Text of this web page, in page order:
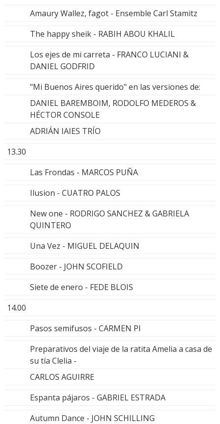
Amaury Wallez, fagot - Ensemble Carl Stamitz
The happy sheik - RABIH ABOU KHALIL
Los ejes de mi carreta - FRANCO LUCIANI &
DANIEL GODFRID
"Mi Buenos Aires querido" en las versiones de:
DANIEL BAREMBOIM, RODOLFO MEDEROS &
HÉCTOR CONSOLE
ADRIÁN IAIES TRÍO
13.30
Las Frondas - MARCOS PUÑA
Ilusion - CUATRO PALOS
New one - RODRIGO SANCHEZ & GABRIELA
QUINTERO
Una Vez - MIGUEL DELAQUIN
Boozer - JOHN SCOFIELD
Siete de enero - FEDE BLOIS
14.00
Pasos semifusos - CARMEN PI
Preparativos del viaje de la ratita Amelia a casa de
su tía Clelia -
CARLOS AGUIRRE
Espanta pájaros - GABRIEL ESTRADA
Autumn Dance - JOHN SCHILLING